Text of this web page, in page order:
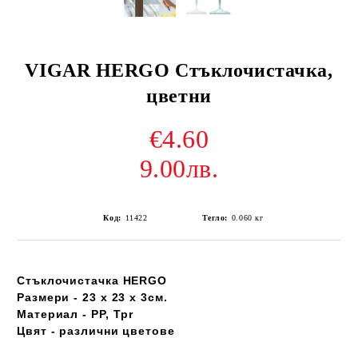
VIGAR HERGO Стъклочистачка,
цветни
€4.60
9.00лв.
Код: 11422 Тегло: 0.060 кг
Стъклочистачка HERGO
Размери - 23 x 23 x 3см.
Материал - PP, Tpr
Цвят - различни цветове